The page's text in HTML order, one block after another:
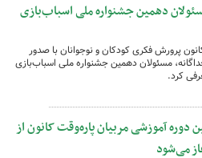
دهمین جشنواره ملی اسباب‌بازی
پرورش فکری کودکان و نوجوانان با صدور
مسئولان دهمین جشنواره ملی اسباب‌بازی
کرد.
دوره آموزشی مربیان پاره‌وقت کانون از